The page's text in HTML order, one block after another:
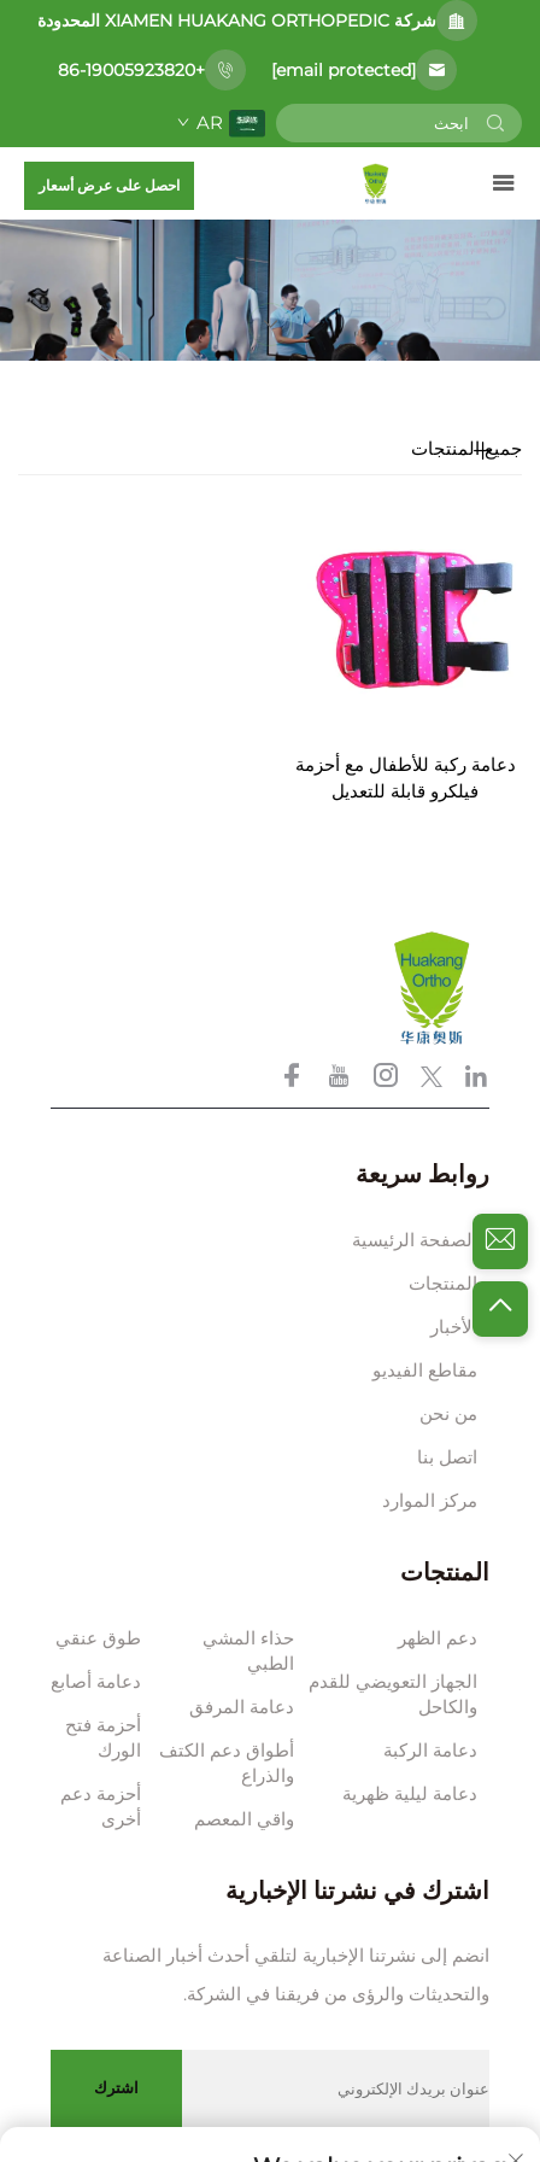
شركة XIAMEN HUAKANG ORTHOPEDIC المحدودة
[email protected]
+86-19005923820
AR
احصل على عرض أسعار
جميع المنتجات
دعامة ركبة للأطفال مع أحزمة
فيلكرو قابلة للتعديل
روابط سريعة
الصفحة الرئيسية
المنتجات
الأخبار
مقاطع الفيديو
من نحن
اتصل بنا
مركز الموارد
المنتجات
دعم الظهر
الجهاز التعويضي للقدم
والكاحل
دعامة الركبة
دعامة ليلية ظهرية
حذاء المشي
الطبي
دعامة المرفق
أطواق دعم الكتف
والذراع
واقي المعصم
طوق عنقي
دعامة أصابع
أحزمة فتح
الورك
أحزمة دعم
أخرى
اشترك في نشرتنا الإخبارية
انضم إلى نشرتنا الإخبارية لتلقي أحدث أخبار الصناعة
والتحديثات والرؤى من فريقنا في الشركة.
اشترك